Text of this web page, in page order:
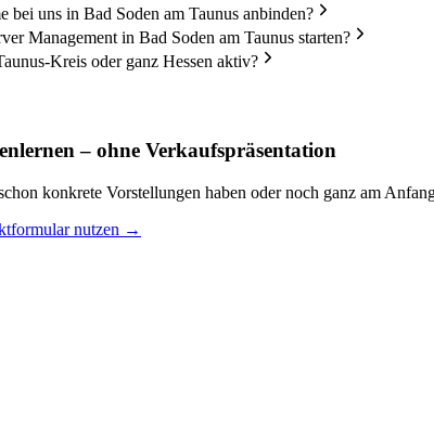
bei uns in Bad Soden am Taunus anbinden?
Management in Bad Soden am Taunus starten?
Kreis oder ganz Hessen aktiv?
– ohne Verkaufspräsentation
konkrete Vorstellungen haben oder noch ganz am
nutzen →